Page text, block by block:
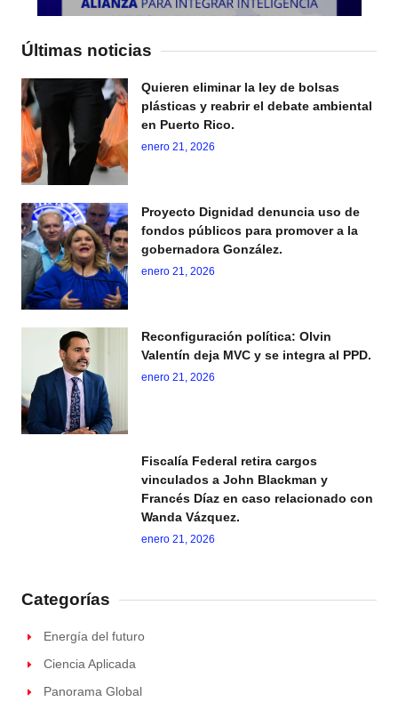
Últimas noticias
Quieren eliminar la ley de bolsas
plásticas y reabrir el debate ambiental
en Puerto Rico.
enero 21, 2026
Proyecto Dignidad denuncia uso de
fondos públicos para promover a la
gobernadora González.
enero 21, 2026
Reconfiguración política: Olvin
Valentín deja MVC y se integra al PPD.
enero 21, 2026
Fiscalía Federal retira cargos
vinculados a John Blackman y
Francés Díaz en caso relacionado con
Wanda Vázquez.
enero 21, 2026
Categorías
Energía del futuro
Ciencia Aplicada
Panorama Global